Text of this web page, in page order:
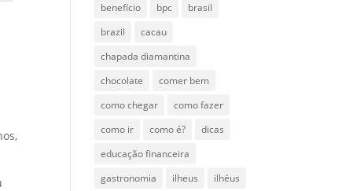
benefício
bpc
brasil
brazil
cacau
chapada diamantina
chocolate
comer bem
como chegar
como fazer
como ir
como é?
dicas
educação financeira
gastronomia
ilheus
ilhéus